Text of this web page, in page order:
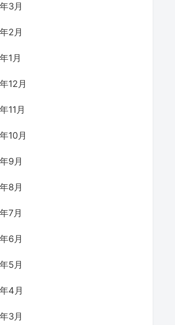
3月
2月
1月
12月
11月
10月
9月
8月
7月
6月
5月
4月
3月